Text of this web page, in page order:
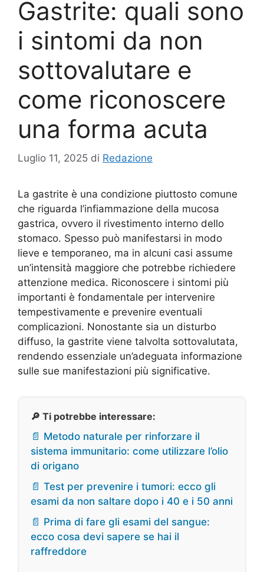
Gastrite: quali sono
i sintomi da non
sottovalutare e
come riconoscere
una forma acuta
Luglio 11, 2025 di Redazione
La gastrite è una condizione piuttosto comune
che riguarda l’infiammazione della mucosa
gastrica, ovvero il rivestimento interno dello
stomaco. Spesso può manifestarsi in modo
lieve e temporaneo, ma in alcuni casi assume
un’intensità maggiore che potrebbe richiedere
attenzione medica. Riconoscere i sintomi più
importanti è fondamentale per intervenire
tempestivamente e prevenire eventuali
complicazioni. Nonostante sia un disturbo
diffuso, la gastrite viene talvolta sottovalutata,
rendendo essenziale un’adeguata informazione
sulle sue manifestazioni più significative.
🔎 Ti potrebbe interessare:
📄 Metodo naturale per rinforzare il
sistema immunitario: come utilizzare l’olio
di origano
📄 Test per prevenire i tumori: ecco gli
esami da non saltare dopo i 40 e i 50 anni
📄 Prima di fare gli esami del sangue:
ecco cosa devi sapere se hai il
raffreddore